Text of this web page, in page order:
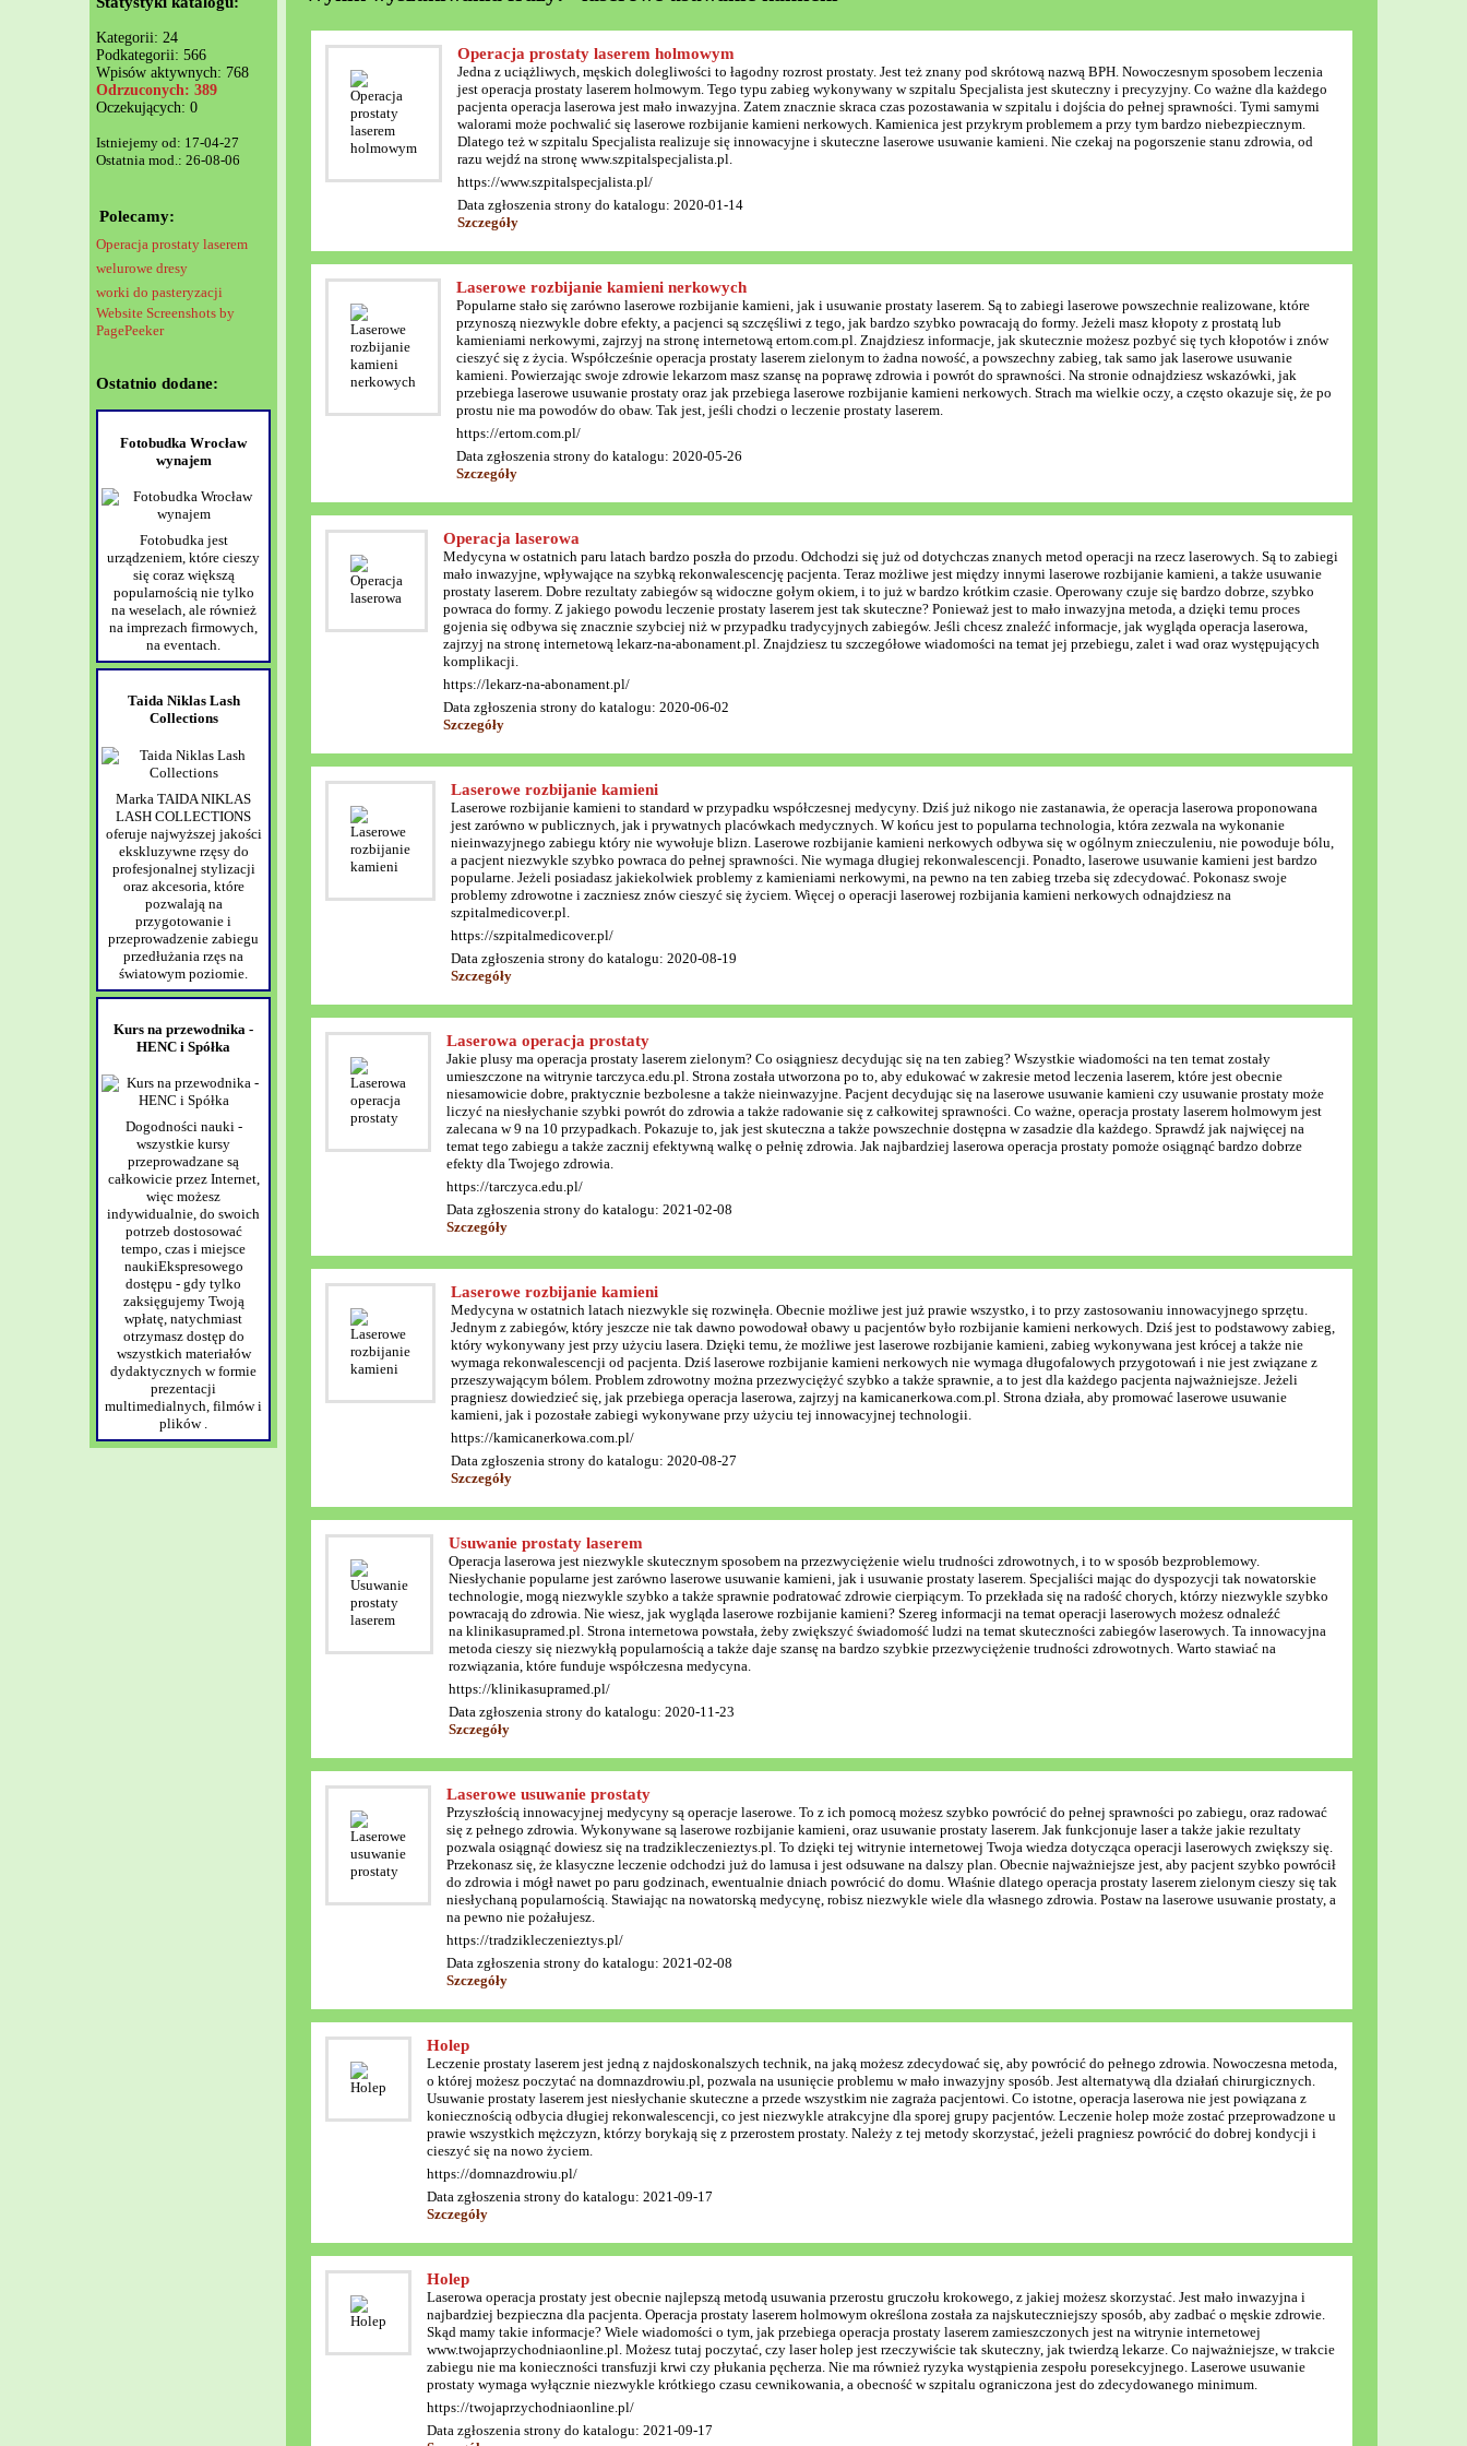
Kategorii: 24
Podkategorii: 566
Wpisów aktywnych: 768
Odrzuconych: 389
Oczekujących: 0
Istniejemy od: 17-04-27
Ostatnia mod.: 26-08-06
Polecamy:
Operacja prostaty laserem
welurowe dresy
worki do pasteryzacji
Website Screenshots by
PagePeeker
Ostatnio dodane:
Fotobudka Wrocław
wynajem
Fotobudka jest
urządzeniem, które cieszy
się coraz większą
popularnością nie tylko
na weselach, ale również
na imprezach firmowych,
na eventach.
Taida Niklas Lash
Collections
Marka TAIDA NIKLAS
LASH COLLECTIONS
oferuje najwyższej jakości
ekskluzywne rzęsy do
profesjonalnej stylizacji
oraz akcesoria, które
pozwalają na
przygotowanie i
przeprowadzenie zabiegu
przedłużania rzęs na
światowym poziomie.
Kurs na przewodnika -
HENC i Spółka
Dogodności nauki -
wszystkie kursy
przeprowadzane są
całkowicie przez Internet,
więc możesz
indywidualnie, do swoich
potrzeb dostosować
tempo, czas i miejsce
naukiEkspresowego
dostępu - gdy tylko
zaksięgujemy Twoją
wpłatę, natychmiast
otrzymasz dostęp do
wszystkich materiałów
dydaktycznych w formie
prezentacji
multimedialnych, filmów i
plików .
Operacja prostaty laserem holmowym
Jedna z uciążliwych, męskich dolegliwości to łagodny rozrost prostaty. Jest też znany pod skrótową nazwą BPH. Nowoczesnym sposobem leczenia
jest operacja prostaty laserem holmowym. Tego typu zabieg wykonywany w szpitalu Specjalista jest skuteczny i precyzyjny. Co ważne dla każdego
pacjenta operacja laserowa jest mało inwazyjna. Zatem znacznie skraca czas pozostawania w szpitalu i dojścia do pełnej sprawności. Tymi samymi
walorami może pochwalić się laserowe rozbijanie kamieni nerkowych. Kamienica jest przykrym problemem a przy tym bardzo niebezpiecznym.
Dlatego też w szpitalu Specjalista realizuje się innowacyjne i skuteczne laserowe usuwanie kamieni. Nie czekaj na pogorszenie stanu zdrowia, od
razu wejdź na stronę www.szpitalspecjalista.pl.
https://www.szpitalspecjalista.pl/
Data zgłoszenia strony do katalogu: 2020-01-14
Szczegóły
Laserowe rozbijanie kamieni nerkowych
Popularne stało się zarówno laserowe rozbijanie kamieni, jak i usuwanie prostaty laserem. Są to zabiegi laserowe powszechnie realizowane, które
przynoszą niezwykle dobre efekty, a pacjenci są szczęśliwi z tego, jak bardzo szybko powracają do formy. Jeżeli masz kłopoty z prostatą lub
kamieniami nerkowymi, zajrzyj na stronę internetową ertom.com.pl. Znajdziesz informacje, jak skutecznie możesz pozbyć się tych kłopotów i znów
cieszyć się z życia. Współcześnie operacja prostaty laserem zielonym to żadna nowość, a powszechny zabieg, tak samo jak laserowe usuwanie
kamieni. Powierzając swoje zdrowie lekarzom masz szansę na poprawę zdrowia i powrót do sprawności. Na stronie odnajdziesz wskazówki, jak
przebiega laserowe usuwanie prostaty oraz jak przebiega laserowe rozbijanie kamieni nerkowych. Strach ma wielkie oczy, a często okazuje się, że po
prostu nie ma powodów do obaw. Tak jest, jeśli chodzi o leczenie prostaty laserem.
https://ertom.com.pl/
Data zgłoszenia strony do katalogu: 2020-05-26
Szczegóły
Operacja laserowa
Medycyna w ostatnich paru latach bardzo poszła do przodu. Odchodzi się już od dotychczas znanych metod operacji na rzecz laserowych. Są to zabiegi
mało inwazyjne, wpływające na szybką rekonwalescencję pacjenta. Teraz możliwe jest między innymi laserowe rozbijanie kamieni, a także usuwanie
prostaty laserem. Dobre rezultaty zabiegów są widoczne gołym okiem, i to już w bardzo krótkim czasie. Operowany czuje się bardzo dobrze, szybko
powraca do formy. Z jakiego powodu leczenie prostaty laserem jest tak skuteczne? Ponieważ jest to mało inwazyjna metoda, a dzięki temu proces
gojenia się odbywa się znacznie szybciej niż w przypadku tradycyjnych zabiegów. Jeśli chcesz znaleźć informacje, jak wygląda operacja laserowa,
zajrzyj na stronę internetową lekarz-na-abonament.pl. Znajdziesz tu szczegółowe wiadomości na temat jej przebiegu, zalet i wad oraz występujących
komplikacji.
https://lekarz-na-abonament.pl/
Data zgłoszenia strony do katalogu: 2020-06-02
Szczegóły
Laserowe rozbijanie kamieni
Laserowe rozbijanie kamieni to standard w przypadku współczesnej medycyny. Dziś już nikogo nie zastanawia, że operacja laserowa proponowana
jest zarówno w publicznych, jak i prywatnych placówkach medycznych. W końcu jest to popularna technologia, która zezwala na wykonanie
nieinwazyjnego zabiegu który nie wywołuje blizn. Laserowe rozbijanie kamieni nerkowych odbywa się w ogólnym znieczuleniu, nie powoduje bólu,
a pacjent niezwykle szybko powraca do pełnej sprawności. Nie wymaga długiej rekonwalescencji. Ponadto, laserowe usuwanie kamieni jest bardzo
popularne. Jeżeli posiadasz jakiekolwiek problemy z kamieniami nerkowymi, na pewno na ten zabieg trzeba się zdecydować. Pokonasz swoje
problemy zdrowotne i zaczniesz znów cieszyć się życiem. Więcej o operacji laserowej rozbijania kamieni nerkowych odnajdziesz na
szpitalmedicover.pl.
https://szpitalmedicover.pl/
Data zgłoszenia strony do katalogu: 2020-08-19
Szczegóły
Laserowa operacja prostaty
Jakie plusy ma operacja prostaty laserem zielonym? Co osiągniesz decydując się na ten zabieg? Wszystkie wiadomości na ten temat zostały
umieszczone na witrynie tarczyca.edu.pl. Strona została utworzona po to, aby edukować w zakresie metod leczenia laserem, które jest obecnie
niesamowicie dobre, praktycznie bezbolesne a także nieinwazyjne. Pacjent decydując się na laserowe usuwanie kamieni czy usuwanie prostaty może
liczyć na niesłychanie szybki powrót do zdrowia a także radowanie się z całkowitej sprawności. Co ważne, operacja prostaty laserem holmowym jest
zalecana w 9 na 10 przypadkach. Pokazuje to, jak jest skuteczna a także powszechnie dostępna w zasadzie dla każdego. Sprawdź jak najwięcej na
temat tego zabiegu a także zacznij efektywną walkę o pełnię zdrowia. Jak najbardziej laserowa operacja prostaty pomoże osiągnąć bardzo dobrze
efekty dla Twojego zdrowia.
https://tarczyca.edu.pl/
Data zgłoszenia strony do katalogu: 2021-02-08
Szczegóły
Laserowe rozbijanie kamieni
Medycyna w ostatnich latach niezwykle się rozwinęła. Obecnie możliwe jest już prawie wszystko, i to przy zastosowaniu innowacyjnego sprzętu.
Jednym z zabiegów, który jeszcze nie tak dawno powodował obawy u pacjentów było rozbijanie kamieni nerkowych. Dziś jest to podstawowy zabieg,
który wykonywany jest przy użyciu lasera. Dzięki temu, że możliwe jest laserowe rozbijanie kamieni, zabieg wykonywana jest krócej a także nie
wymaga rekonwalescencji od pacjenta. Dziś laserowe rozbijanie kamieni nerkowych nie wymaga długofalowych przygotowań i nie jest związane z
przeszywającym bólem. Problem zdrowotny można przezwyciężyć szybko a także sprawnie, a to jest dla każdego pacjenta najważniejsze. Jeżeli
pragniesz dowiedzieć się, jak przebiega operacja laserowa, zajrzyj na kamicanerkowa.com.pl. Strona działa, aby promować laserowe usuwanie
kamieni, jak i pozostałe zabiegi wykonywane przy użyciu tej innowacyjnej technologii.
https://kamicanerkowa.com.pl/
Data zgłoszenia strony do katalogu: 2020-08-27
Szczegóły
Usuwanie prostaty laserem
Operacja laserowa jest niezwykle skutecznym sposobem na przezwyciężenie wielu trudności zdrowotnych, i to w sposób bezproblemowy.
Niesłychanie popularne jest zarówno laserowe usuwanie kamieni, jak i usuwanie prostaty laserem. Specjaliści mając do dyspozycji tak nowatorskie
technologie, mogą niezwykle szybko a także sprawnie podratować zdrowie cierpiącym. To przekłada się na radość chorych, którzy niezwykle szybko
powracają do zdrowia. Nie wiesz, jak wygląda laserowe rozbijanie kamieni? Szereg informacji na temat operacji laserowych możesz odnaleźć
na klinikasupramed.pl. Strona internetowa powstała, żeby zwiększyć świadomość ludzi na temat skuteczności zabiegów laserowych. Ta innowacyjna
metoda cieszy się niezwykłą popularnością a także daje szansę na bardzo szybkie przezwyciężenie trudności zdrowotnych. Warto stawiać na
rozwiązania, które funduje współczesna medycyna.
https://klinikasupramed.pl/
Data zgłoszenia strony do katalogu: 2020-11-23
Szczegóły
Laserowe usuwanie prostaty
Przyszłością innowacyjnej medycyny są operacje laserowe. To z ich pomocą możesz szybko powrócić do pełnej sprawności po zabiegu, oraz radować
się z pełnego zdrowia. Wykonywane są laserowe rozbijanie kamieni, oraz usuwanie prostaty laserem. Jak funkcjonuje laser a także jakie rezultaty
pozwala osiągnąć dowiesz się na tradzikleczenieztys.pl. To dzięki tej witrynie internetowej Twoja wiedza dotycząca operacji laserowych zwiększy się.
Przekonasz się, że klasyczne leczenie odchodzi już do lamusa i jest odsuwane na dalszy plan. Obecnie najważniejsze jest, aby pacjent szybko powrócił
do zdrowia i mógł nawet po paru godzinach, ewentualnie dniach powrócić do domu. Właśnie dlatego operacja prostaty laserem zielonym cieszy się tak
niesłychaną popularnością. Stawiając na nowatorską medycynę, robisz niezwykle wiele dla własnego zdrowia. Postaw na laserowe usuwanie prostaty, a
na pewno nie pożałujesz.
https://tradzikleczenieztys.pl/
Data zgłoszenia strony do katalogu: 2021-02-08
Szczegóły
Holep
Leczenie prostaty laserem jest jedną z najdoskonalszych technik, na jaką możesz zdecydować się, aby powrócić do pełnego zdrowia. Nowoczesna metoda,
o której możesz poczytać na domnazdrowiu.pl, pozwala na usunięcie problemu w mało inwazyjny sposób. Jest alternatywą dla działań chirurgicznych.
Usuwanie prostaty laserem jest niesłychanie skuteczne a przede wszystkim nie zagraża pacjentowi. Co istotne, operacja laserowa nie jest powiązana z
koniecznością odbycia długiej rekonwalescencji, co jest niezwykle atrakcyjne dla sporej grupy pacjentów. Leczenie holep może zostać przeprowadzone u
prawie wszystkich mężczyzn, którzy borykają się z przerostem prostaty. Należy z tej metody skorzystać, jeżeli pragniesz powrócić do dobrej kondycji i
cieszyć się na nowo życiem.
https://domnazdrowiu.pl/
Data zgłoszenia strony do katalogu: 2021-09-17
Szczegóły
Holep
Laserowa operacja prostaty jest obecnie najlepszą metodą usuwania przerostu gruczołu krokowego, z jakiej możesz skorzystać. Jest mało inwazyjna i
najbardziej bezpieczna dla pacjenta. Operacja prostaty laserem holmowym określona została za najskuteczniejszy sposób, aby zadbać o męskie zdrowie.
Skąd mamy takie informacje? Wiele wiadomości o tym, jak przebiega operacja prostaty laserem zamieszczonych jest na witrynie internetowej
www.twojaprzychodniaonline.pl. Możesz tutaj poczytać, czy laser holep jest rzeczywiście tak skuteczny, jak twierdzą lekarze. Co najważniejsze, w trakcie
zabiegu nie ma konieczności transfuzji krwi czy płukania pęcherza. Nie ma również ryzyka wystąpienia zespołu poresekcyjnego. Laserowe usuwanie
prostaty wymaga wyłącznie niezwykle krótkiego czasu cewnikowania, a obecność w szpitalu ograniczona jest do zdecydowanego minimum.
https://twojaprzychodniaonline.pl/
Data zgłoszenia strony do katalogu: 2021-09-17